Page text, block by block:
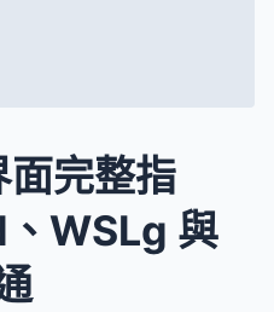
完整指
WSLg 與